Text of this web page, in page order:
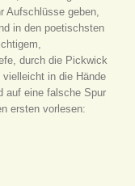
Aufschlüsse geben,
in den poetischsten
durch die Pickwick
in die Hände
auf eine falsche Spur
ersten vorlesen: